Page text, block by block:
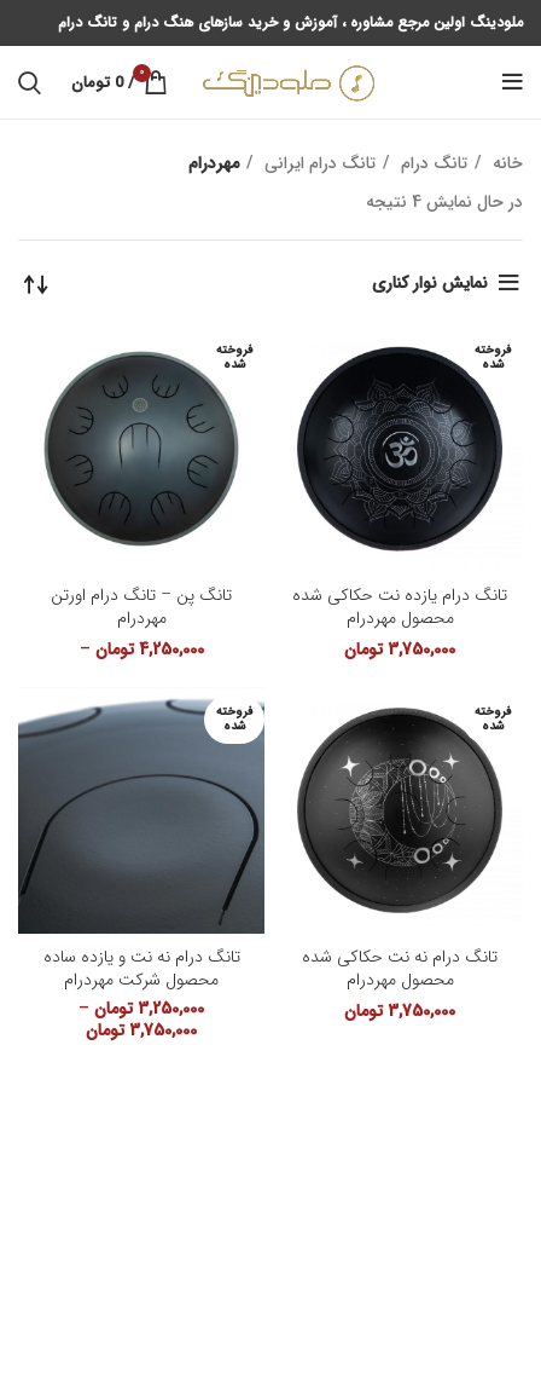
ملودینگ اولین مرجع مشاوره ، آموزش و خرید سازهای هنگ درام و تانگ درام
0
/
0 تومان
خانه تانگ درام تانگ درام ایرانی
مهردرام
در حال نمایش 4 نتیجه
نمایش نوار کناری
فروخته
شده
تانگ درام یازده نت حکاکی شده
محصول مهردرام
3,750,000تومان
فروخته
شده
تانگ پن – تانگ درام اورتن
مهردرام
4,250,000 تومان –
فروخته
شده
تانگ درام نه نت حکاکی شده
محصول مهردرام
3,750,000تومان
فروخته
شده
تانگ درام نه نت و یازده ساده
محصول شرکت مهردرام
3,250,000تومان –
3,750,000تومان